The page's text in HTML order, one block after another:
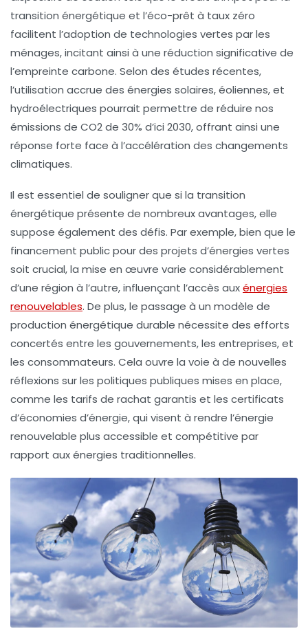
transition énergétique et l’éco-prêt à taux zéro
facilitent l’adoption de technologies vertes par les
ménages, incitant ainsi à une réduction significative de
l’empreinte carbone. Selon des études récentes,
l’utilisation accrue des énergies solaires,éoliennes, et
hydroélectriques pourrait permettre de réduire nos
émissions de CO2 de 30% d’ici 2030, offrant ainsi une
réponse forte face à l’accélération des changements
climatiques.
Il est essentiel de souligner que si la transition
énergétique présente de nombreux avantages, elle
suppose également des défis. Par exemple, bien que le
financement public pour des projets d’énergies vertes
soit crucial, la mise en œuvre varie considérablement
d’une région à l’autre, influençant l’accès auxénergies
renouvelables. De plus, le passage à un modèle de
production énergétique durable nécessite des efforts
concertés entre les gouvernements, les entreprises, et
les consommateurs. Cela ouvre la voie à de nouvelles
réflexions sur les politiques publiques mises en place,
comme les tarifs de rachat garantis et les certificats
d’économies d’énergie, qui visent à rendre l’énergie
renouvelable plus accessible et compétitive par
rapport aux énergies traditionnelles.